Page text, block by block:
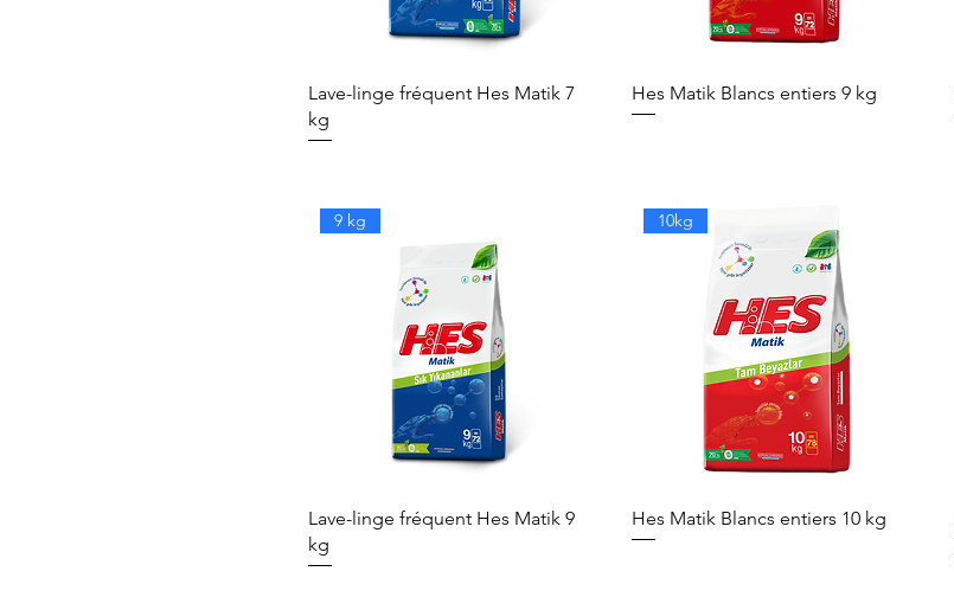
Lave-linge fréquent Hes Matik 7
kg
Hes Matik Blancs entiers 9 kg
9 kg
Lave-linge fréquent Hes Matik 9
kg
10kg
Hes Matik Blancs entiers 10 kg